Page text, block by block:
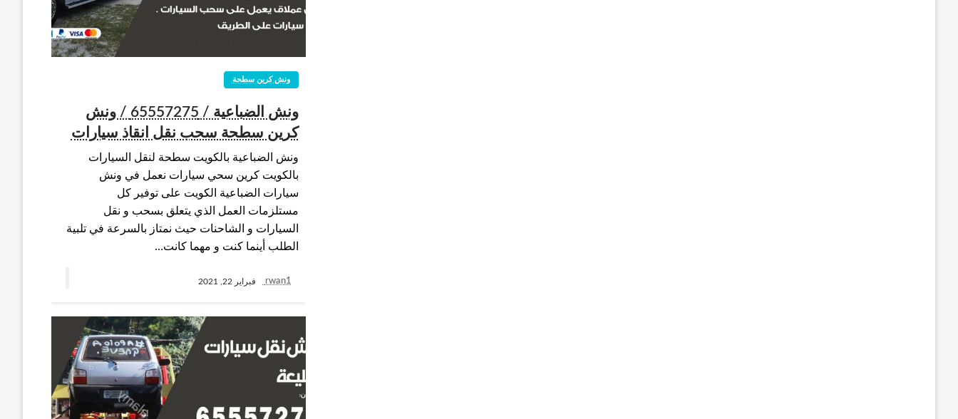
ونش كرين سطحة
ونش الضباعية / 65557275 / ونش
كرين سطحة سحب نقل انقاذ سيارات
ونش الضباعية بالكويت سطحة لنقل السيارات
بالكويت كرين سحي سيارات نعمل في ونش
سيارات الضباعية الكويت على توفير كل
مستلزمات العمل الذي يتعلق بسحب و نقل
السيارات و الشاحنات حيث نمتاز بالسرعة في تلبية
الطلب أينما كنت و مهما كانت…
rwan1 فبراير 22, 2021